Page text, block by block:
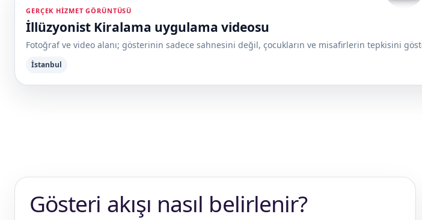
GERÇEK HIZMET GÖRÜNTÜSÜ
İllüzyonist Kiralama uygulama videosu
Fotoğraf ve video alanı; gösterinin sadece sahnesini değil, çocukların ve misafirlerin tepkisini
İstanbul
Gösteri akışı nasıl belirlenir?